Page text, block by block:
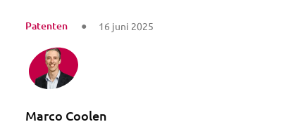
Patenten 16 juni 2025
Marco Coolen